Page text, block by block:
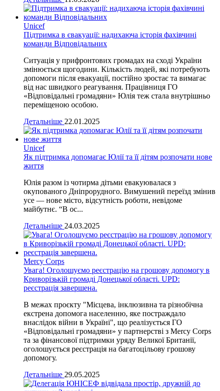
Unicef
Підтримка в євакуації: надихаюча історія фахівчині
команди Відповідальних
Ситуація у прифронтових громадах на сході України
змінюється щогодини. Кількість людей, які потребують
допомоги після евакуації, постійно зростає та вимагає
від нас швидкого реагування. Працівниця ГО
«Відповідальні громадяни» Юлія теж стала внутрішньо
переміщеною особою.
Детальніше 22.01.2025
Unicef
Як підтримка допомагає Юлії та її дітям розпочати нове
життя
Юлія разом із чотирма дітьми евакуювалася з
окупованого Дніпрорудного. Вимушений переїзд змінив
усе — нове місто, відсутність роботи, невідоме
майбутнє. “В ос...
Детальніше 24.03.2025
Mercy Corps
Увага! Оголошуємо реєстрацію на грошову допомогу в
Криворізькій громаді Донецької області. UPD:
реєстрація завершена.
В межах проєкту "Місцева, інклюзивна та різнобічна
екстрена допомога населенню, яке постраждало
внаслідок війни в Україні", що реалізується ГО
«Відповідальні громадяни» у партнерстві з Mercy Corps
та за фінансової підтримки уряду Великої Британії,
оголошується реєстрація на багатоцільову грошову
допомогу.
Детальніше 29.05.2025